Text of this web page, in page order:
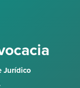
Jurídico